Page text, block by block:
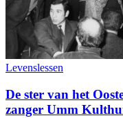
Levenslessen
De ster van het
zanger Umm